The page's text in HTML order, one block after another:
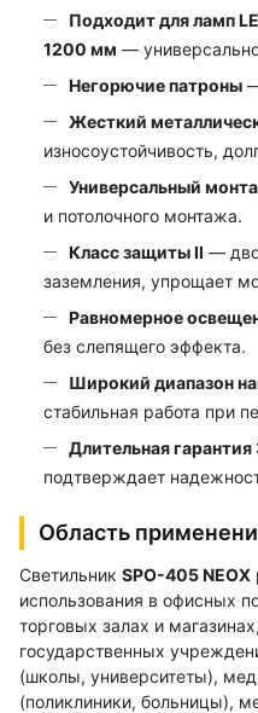
Подходит для ламп
1200 мм —
Негорючие патроны
Жесткий
износоустойчивость,
Универсальный
и потолочного монтажа.
Класс защиты II —
заземления, упрощает
Равномерное
без слепящего эффекта.
Широкий диапазон
стабильная работа при
Длительная
подтверждает
Область
Светильник SPO-405 NEOX
использования в офисных
торговых залах и
государственных
(школы, университеты),
(поликлиники, больницы),